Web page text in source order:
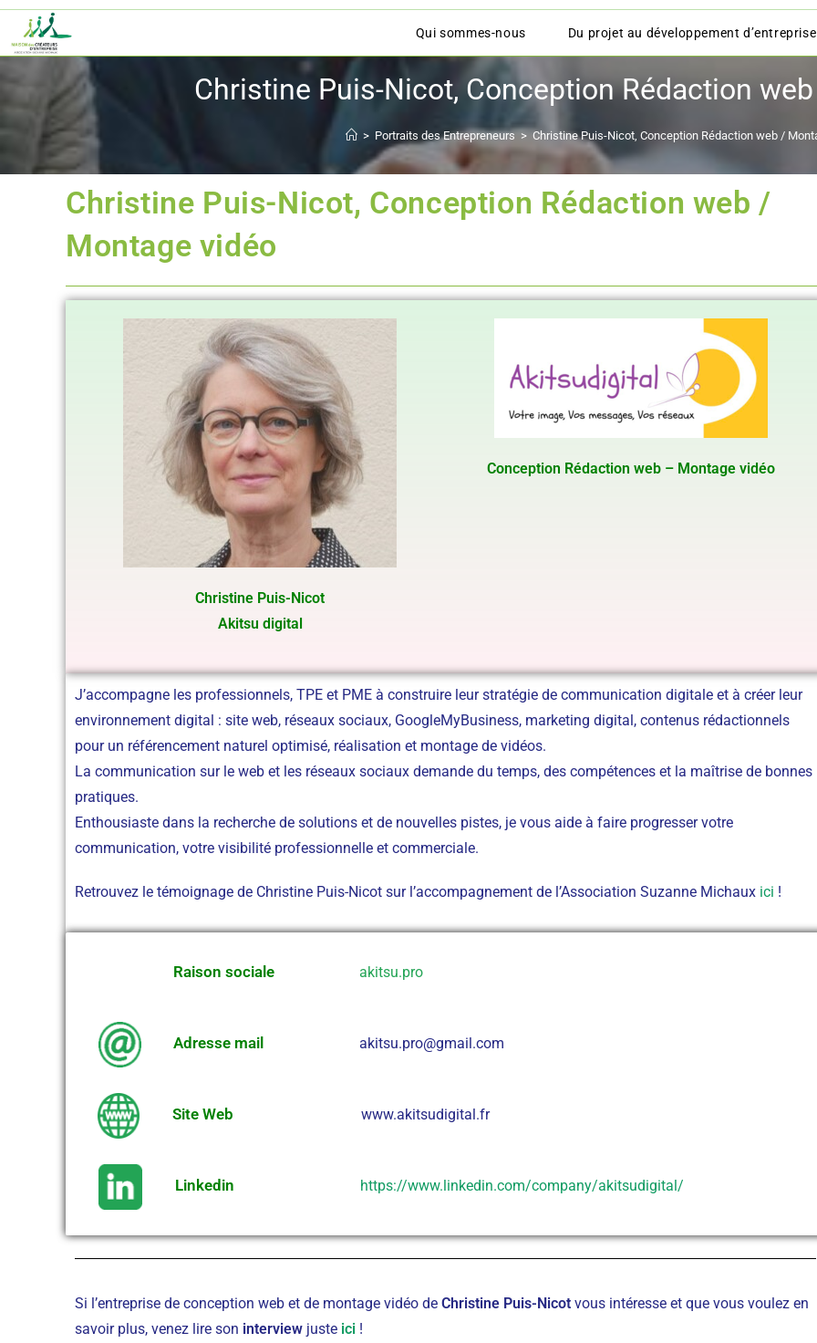
Qui sommes-nous Du projet au développement d’entreprise
Christine Puis-Nicot, Conception Rédaction
> Portraits des Entrepreneurs > Christine Puis-Nicot, Conception Rédaction web /
Christine Puis-Nicot, Conception Rédaction web /
Montage vidéo
Christine Puis-Nicot
Akitsu digital
Conception Rédaction web – Montage vidéo
J’accompagne les professionnels, TPE et PME à construire leur stratégie de communication digitale et à créer leur
environnement digital : site web, réseaux sociaux, GoogleMyBusiness, marketing digital, contenus rédactionnels
pour un référencement naturel optimisé, réalisation et montage de vidéos.
La communication sur le web et les réseaux sociaux demande du temps, des compétences et la maîtrise de bonnes
pratiques.
Enthousiaste dans la recherche de solutions et de nouvelles pistes, je vous aide à faire progresser votre
communication, votre visibilité professionnelle et commerciale.
Retrouvez le témoignage de Christine Puis-Nicot sur l’accompagnement de l’Association Suzanne Michaux ici !
Raison sociale akitsu.pro
Adresse mail akitsu.pro@gmail.com
Site Web www.akitsudigital.fr
Linkedin https://www.linkedin.com/company/akitsudigital/
Si l’entreprise de conception web et de montage vidéo de Christine Puis-Nicot vous intéresse et que vous voulez en
savoir plus, venez lire son interview juste ici !